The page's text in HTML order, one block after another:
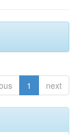
1 next